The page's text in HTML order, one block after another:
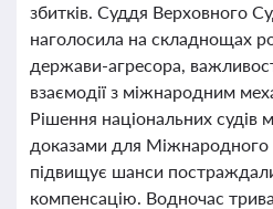
збитків. Суддя Верховного
наголосила на складнощах
держави-агресора,
взаємодії з міжнародним
Рішення національних судів
доказами для Міжнародного
підвищує шанси
компенсацію. Водночас